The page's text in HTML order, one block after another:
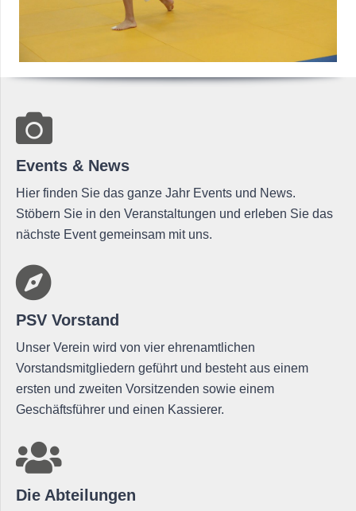
Events & News
Hier finden Sie das ganze Jahr Events und News.
Stöbern Sie in den Veranstaltungen und erleben Sie das
nächste Event gemeinsam mit uns.
PSV Vorstand
Unser Verein wird von vier ehrenamtlichen
Vorstandsmitgliedern geführt und besteht aus einem
ersten und zweiten Vorsitzenden sowie einem
Geschäftsführer und einen Kassierer.
Die Abteilungen